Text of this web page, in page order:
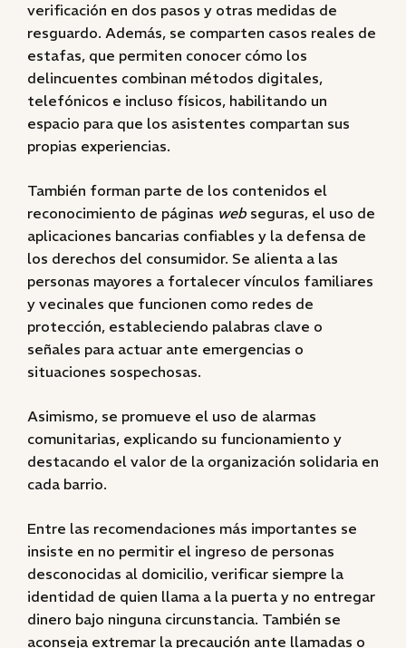
verificación en dos pasos y otras medidas de
resguardo. Además, se comparten casos reales de
estafas, que permiten conocer cómo los
delincuentes combinan métodos digitales,
telefónicos e incluso físicos, habilitando un
espacio para que los asistentes compartan sus
propias experiencias.
También forman parte de los contenidos el
reconocimiento de páginas web seguras, el uso de
aplicaciones bancarias confiables y la defensa de
los derechos del consumidor. Se alienta a las
personas mayores a fortalecer vínculos familiares
y vecinales que funcionen como redes de
protección, estableciendo palabras clave o
señales para actuar ante emergencias o
situaciones sospechosas.
Asimismo, se promueve el uso de alarmas
comunitarias, explicando su funcionamiento y
destacando el valor de la organización solidaria en
cada barrio.
Entre las recomendaciones más importantes se
insiste en no permitir el ingreso de personas
desconocidas al domicilio, verificar siempre la
identidad de quien llama a la puerta y no entregar
dinero bajo ninguna circunstancia. También se
aconseja extremar la precaución ante llamadas o